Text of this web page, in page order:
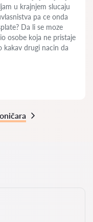
u krajnjem slucaju
pa ce onda
Da li se moze
osobe koja ne pristaje
kakav drugi nacin da